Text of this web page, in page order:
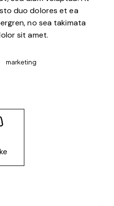
duo dolores et ea
no sea takimata
sit amet.
marketing